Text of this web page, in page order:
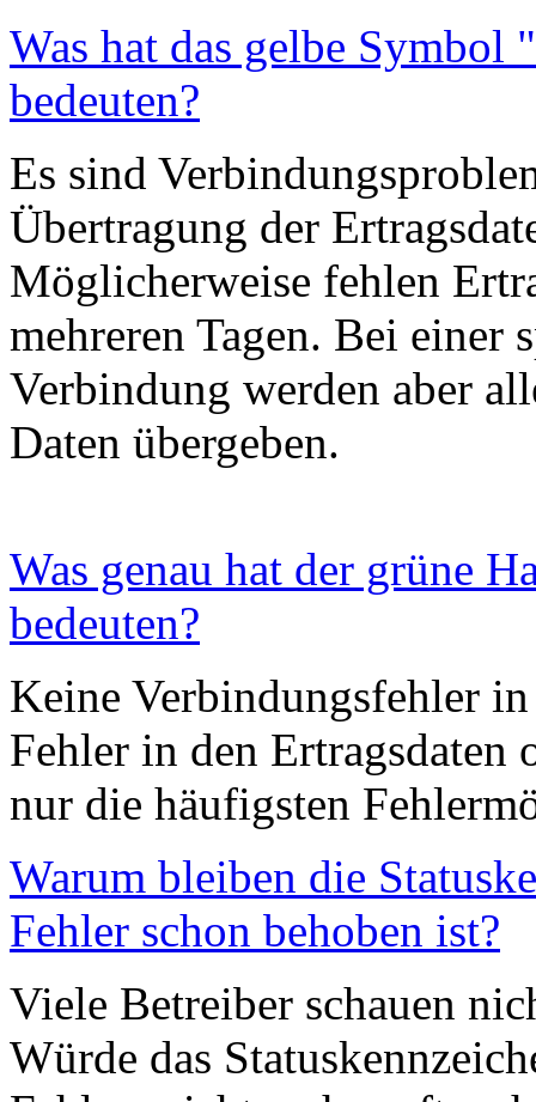
Was hat das gelbe Symbol
bedeuten?
Es sind
Übertragung der
Möglicherweise fehlen
mehreren Tagen. Bei einer
Verbindung werden aber
Daten übergeben.
Was genau hat der grüne
bedeuten?
Keine Verbindungsfehler
Fehler in den Ertragsdaten
nur die häufigsten
Warum bleiben die
Fehler schon behoben ist?
Viele Betreiber schauen
Würde das